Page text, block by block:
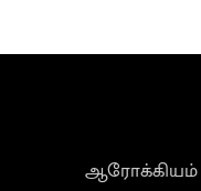
ஆரோக்கியம்